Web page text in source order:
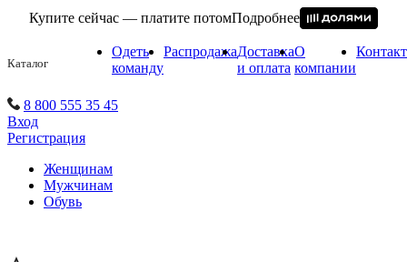
Купите сейчас — платите потомПодробнее
Каталог
Одеть
команду
РаспродажаДоставка
и оплата
О
компании
8 800 555 35 45
Вход
Регистрация
Женщинам
Мужчинам
Обувь